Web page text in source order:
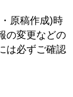
原稿作成)時
の変更などの
は必ずご確認